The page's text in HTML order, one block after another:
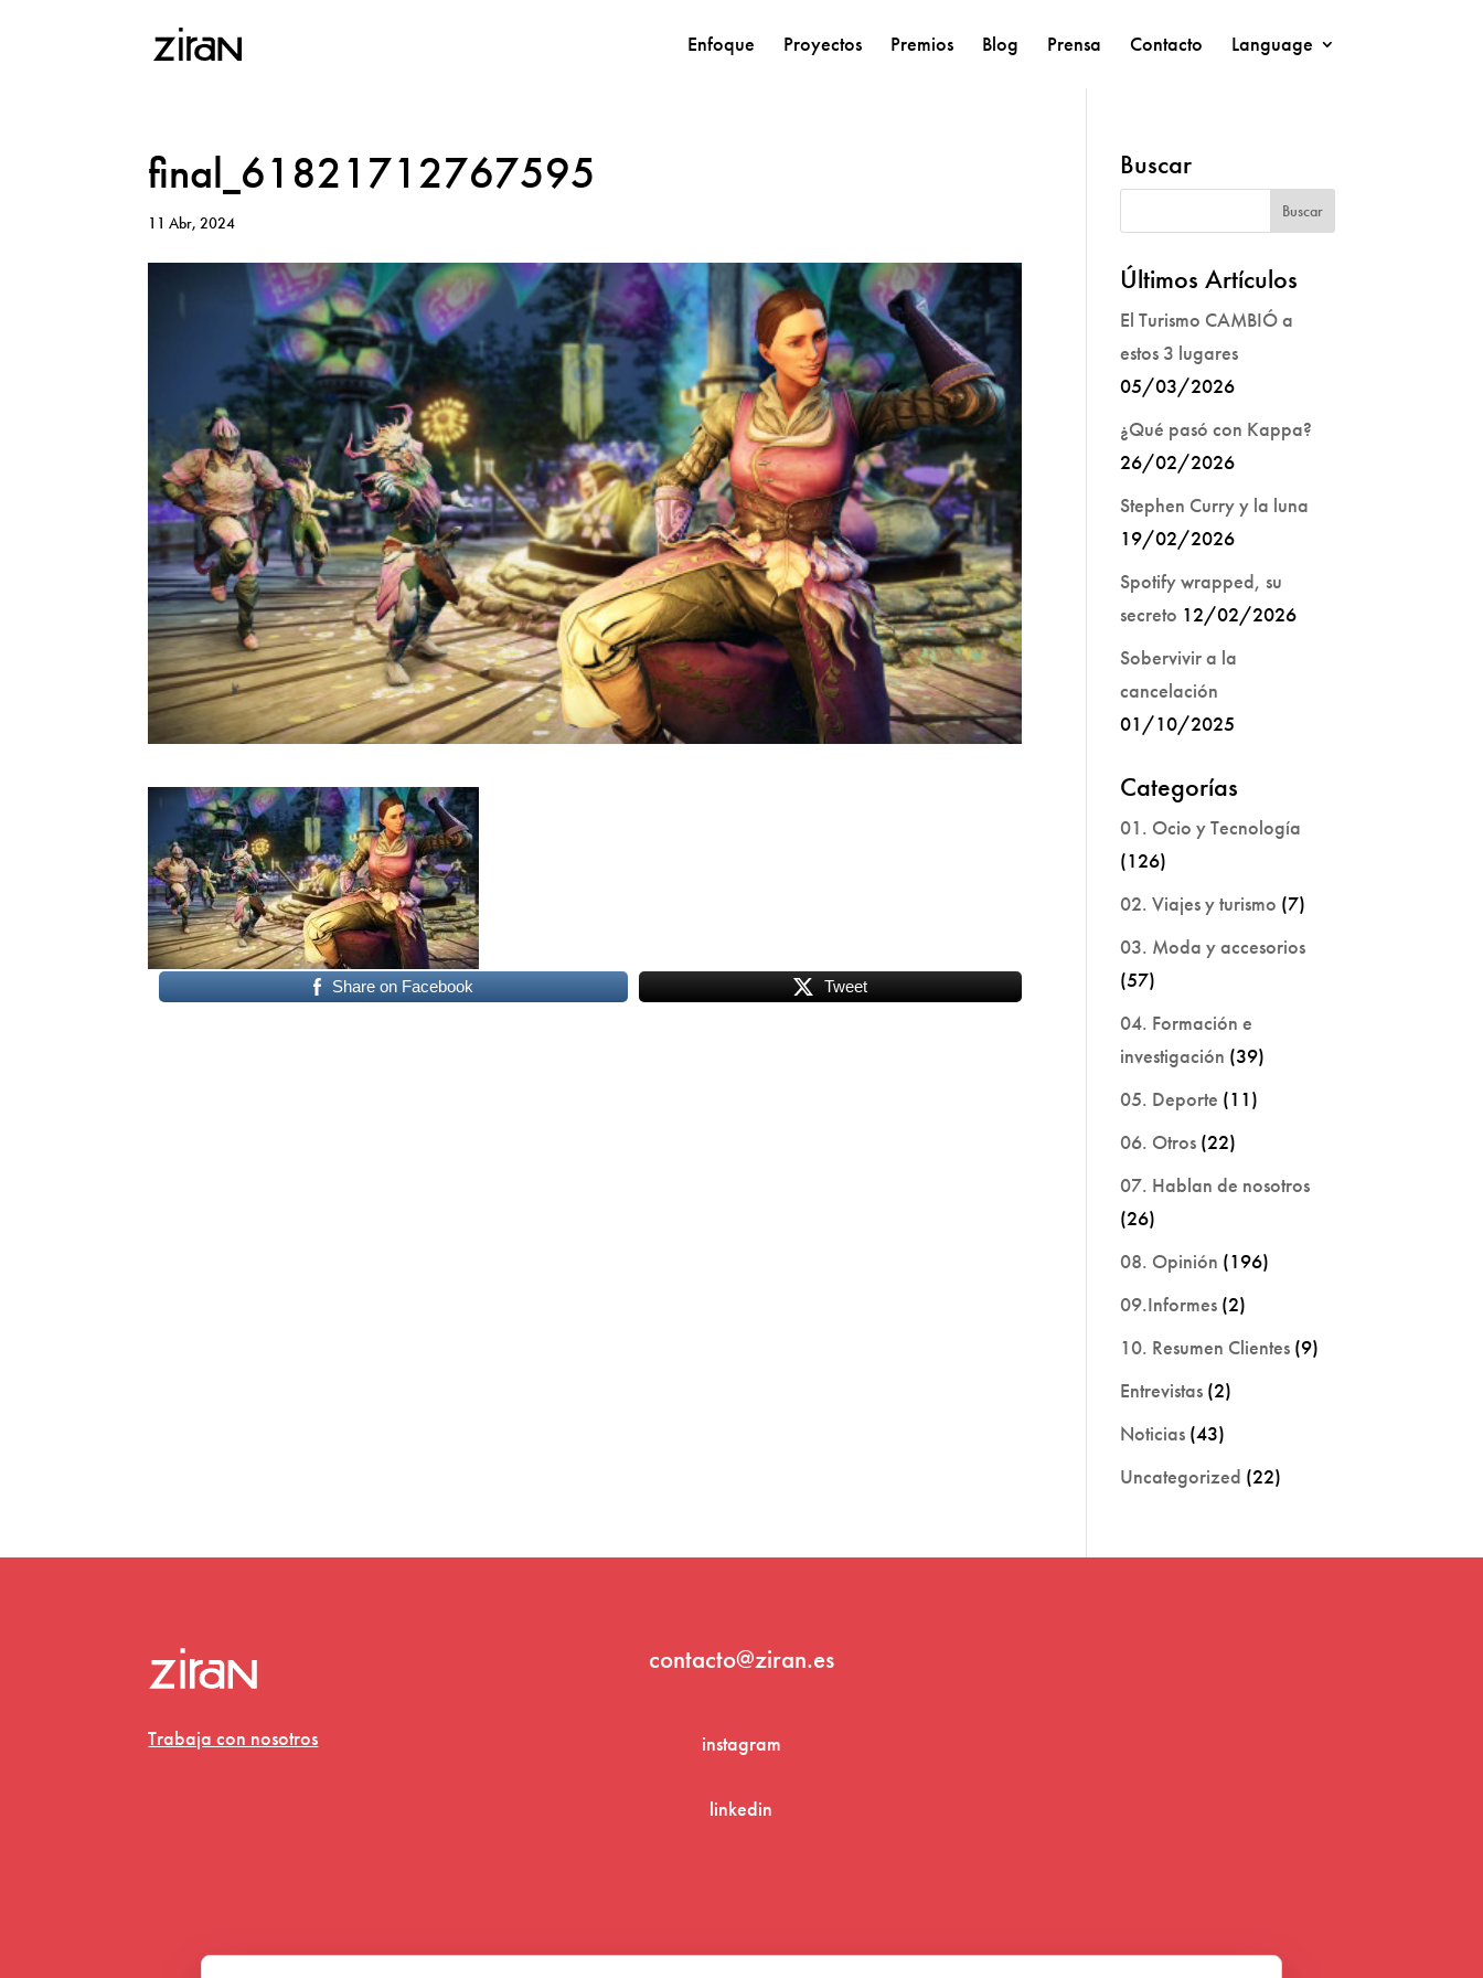
Enfoque Proyectos Premios Blog Prensa Contacto Language
final_61821712767595
11 Abr, 2024
Share on Facebook Tweet
Buscar
Últimos Artículos
El Turismo CAMBIÓ a
estos 3 lugares
05/03/2026
¿Qué pasó con Kappa?
26/02/2026
Stephen Curry y la luna
19/02/2026
Spotify wrapped, su
secreto 12/02/2026
Sobervivir a la
cancelación
01/10/2025
Categorías
01. Ocio y Tecnología
(126)
02. Viajes y turismo (7)
03. Moda y accesorios
(57)
04. Formación e
investigación (39)
05. Deporte (11)
06. Otros (22)
07. Hablan de nosotros
(26)
08. Opinión (196)
09.Informes (2)
10. Resumen Clientes (9)
Entrevistas (2)
Noticias (43)
Uncategorized (22)
Trabaja con nosotros
contacto@ziran.es
instagram
linkedin